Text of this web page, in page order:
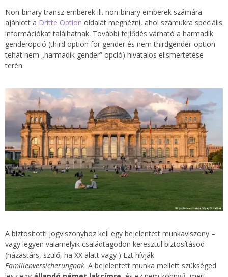
Non-binary transz emberek ill. non-binary emberek számára
ajánlott a Dritte Option oldalát megnézni, ahol számukra speciális
információkat találhatnak. További fejlődés várható a harmadik
genderopció (third option for gender és nem thirdgender-option
tehát nem „harmadik gender” opció) hivatalos elismertetése
terén.
A biztosítotti jogviszonyhoz kell egy bejelentett munkaviszony –
vagy legyen valamelyik családtagodon keresztül biztosításod
(házastárs, szülő, ha XX alatt vagy ) Ezt hívják
Familienversicherungnak. A bejelentett munka mellett szükséged